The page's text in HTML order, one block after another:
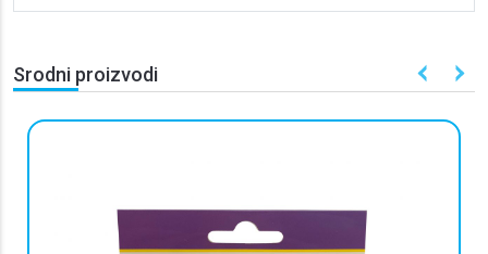
Srodni proizvodi